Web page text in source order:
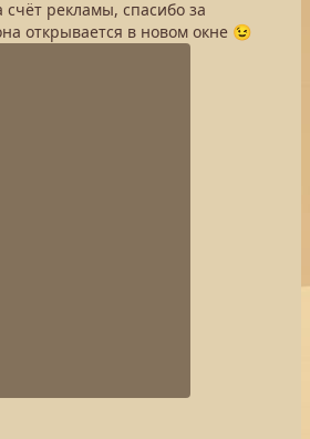
счёт рекламы, спасибо за
открывается в новом окне 😉